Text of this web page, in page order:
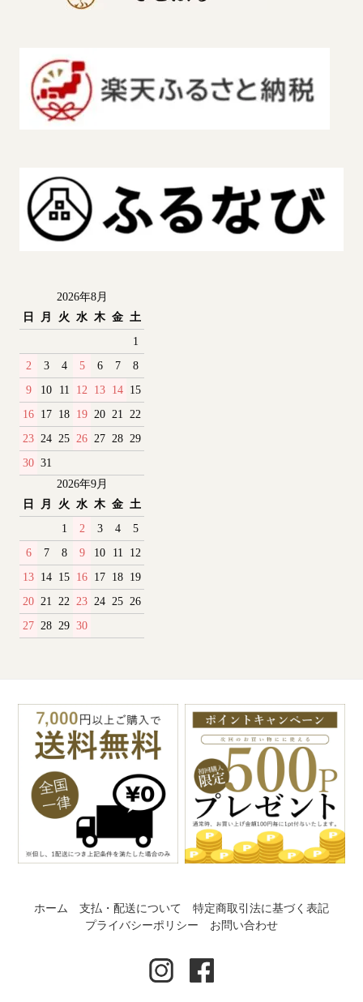
2026年8月
日
月 火 水 木 金 土
1
2
3 4 5 6 7
8
9
10 11 12 13 14 15
16 17 18 19 20 21
22
23 24 25 26 27 28 29
30 31
2026年9月
日
月 火 水 木 金 土
1
2 3 4
5
6
7 8 9 10 11
12
13 14 15 16 17 18 19
20 21 22 23 24 25 26
27 28 29 30
ホーム 支払・配送について
特定商取引法に基づく表記
プライバシーポリシー
お問い合わせ